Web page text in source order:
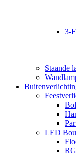
3-
Staande
LED